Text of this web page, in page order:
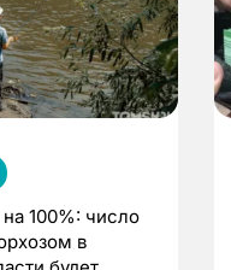
100%: число
в